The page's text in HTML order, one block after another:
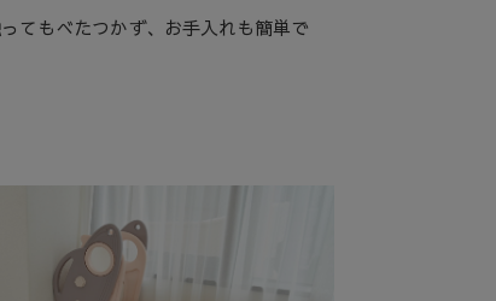
てもべたつかず、お手入れも簡単で